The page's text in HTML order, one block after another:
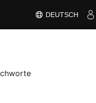
DEUTSCH